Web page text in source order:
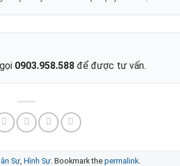
0903.958.588 để được tư vấn.
Sự Hình Sự . Bookmark the permalink